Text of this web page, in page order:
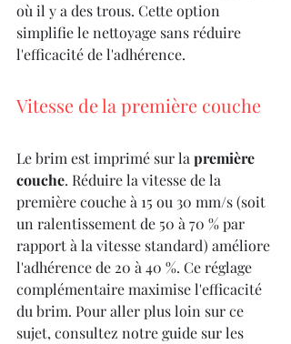
où il y a des trous. Cette option
simplifie le nettoyage sans réduire
l'efficacité de l'adhérence.
Vitesse de la première couche
Le brim est imprimé sur la première
couche. Réduire la vitesse de la
première couche à 15 ou 30 mm/s (soit
un ralentissement de 50 à 70 % par
rapport à la vitesse standard) améliore
l'adhérence de 20 à 40 %. Ce réglage
complémentaire maximise l'efficacité
du brim. Pour aller plus loin sur ce
sujet, consultez notre guide sur les